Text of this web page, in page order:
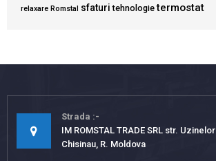
relaxare Romstal sfaturi tehnologie termostat
Strada
IM ROMSTAL TRADE SRL str.
Chisinau, R. Moldova